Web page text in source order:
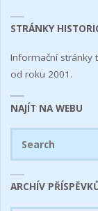
STRÁNKY
Informační stránky
od roku 2001.
NAJÍT NA WEBU
ARCHÍV